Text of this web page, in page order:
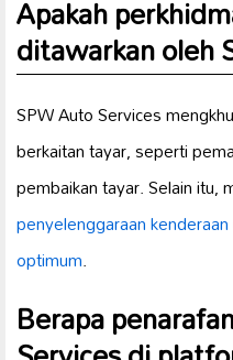
Apakah
ditawarkan oleh
SPW Auto Services
berkaitan tayar, seperti
pembaikan tayar. Selain itu,
penyelenggaraan kenderaan
optimum.
Berapa